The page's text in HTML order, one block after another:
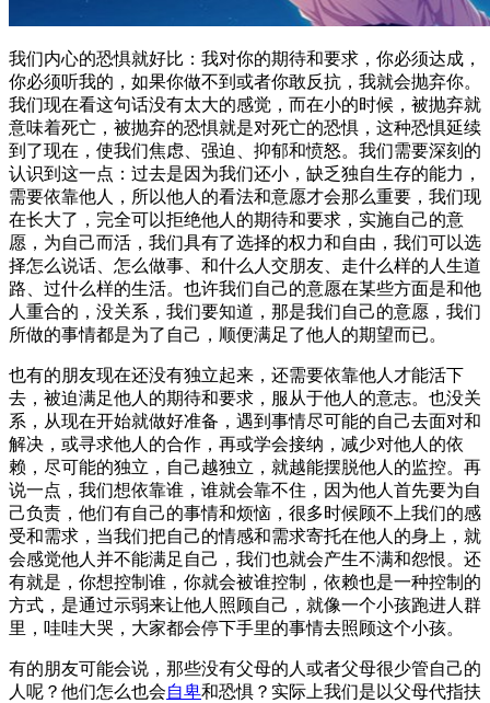
我们内心的恐惧就好比：我对你的期待和要求，你必须达成，
你必须听我的，如果你做不到或者你敢反抗，我就会抛弃你。
我们现在看这句话没有太大的感觉，而在小的时候，被抛弃就
意味着死亡，被抛弃的恐惧就是对死亡的恐惧，这种恐惧延续
到了现在，使我们焦虑、强迫、抑郁和愤怒。我们需要深刻的
认识到这一点：过去是因为我们还小，缺乏独自生存的能力，
需要依靠他人，所以他人的看法和意愿才会那么重要，我们现
在长大了，完全可以拒绝他人的期待和要求，实施自己的意
愿，为自己而活，我们具有了选择的权力和自由，我们可以选
择怎么说话、怎么做事、和什么人交朋友、走什么样的人生道
路、过什么样的生活。也许我们自己的意愿在某些方面是和他
人重合的，没关系，我们要知道，那是我们自己的意愿，我们
所做的事情都是为了自己，顺便满足了他人的期望而已。
也有的朋友现在还没有独立起来，还需要依靠他人才能活下
去，被迫满足他人的期待和要求，服从于他人的意志。也没关
系，从现在开始就做好准备，遇到事情尽可能的自己去面对和
解决，或寻求他人的合作，再或学会接纳，减少对他人的依
赖，尽可能的独立，自己越独立，就越能摆脱他人的监控。再
说一点，我们想依靠谁，谁就会靠不住，因为他人首先要为自
己负责，他们有自己的事情和烦恼，很多时候顾不上我们的感
受和需求，当我们把自己的情感和需求寄托在他人的身上，就
会感觉他人并不能满足自己，我们也就会产生不满和怨恨。还
有就是，你想控制谁，你就会被谁控制，依赖也是一种控制的
方式，是通过示弱来让他人照顾自己，就像一个小孩跑进人群
里，哇哇大哭，大家都会停下手里的事情去照顾这个小孩。
有的朋友可能会说，那些没有父母的人或者父母很少管自己的
人呢？他们怎么也会自卑和恐惧？实际上我们是以父母代指扶